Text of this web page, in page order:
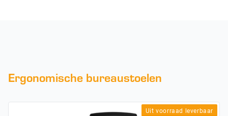
Ergonomische bureaustoelen
Uit voorraad leverbaar